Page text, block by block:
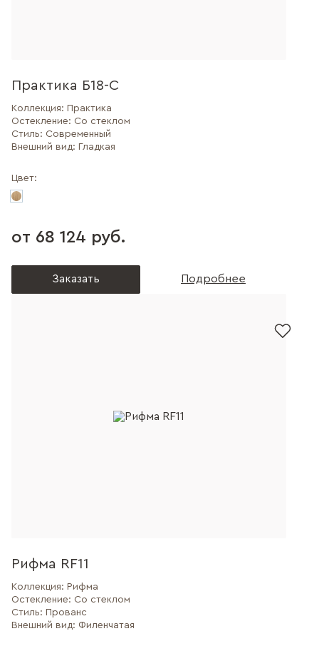
Практика Б18-С
Коллекция: Практика
Остекление: Со стеклом
Стиль: Современный
Внешний вид: Гладкая
Цвет:
от 68 124 руб.
Заказать Подробнее
Рифма RF11
Коллекция: Рифма
Остекление: Со стеклом
Стиль: Прованс
Внешний вид: Филенчатая